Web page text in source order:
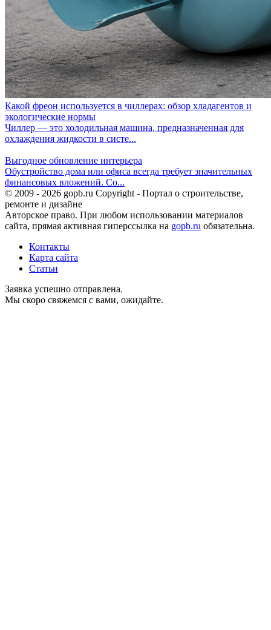
Какой фреон используется в чиллерах: обзор хладагентов и
экологические нормы
Чиллер — это холодильная машина, предназначенная для
охлаждения жидкости в систе...
Выгодное обновление интерьера
Обустройство дома или офиса всегда требует значительных
финансовых вложений. Со...
© 2009 - 2026 gopb.ru Copyright - Портал о строительстве,
ремонте и дизайне
Авторское право. При любом использовании материалов
сайта, прямая активная гиперссылка на gopb.ru обязательна.
Контакты
Карта сайта
Статьи
Заявка успешно отправлена.
Мы скоро свяжемся с вами, ожидайте.